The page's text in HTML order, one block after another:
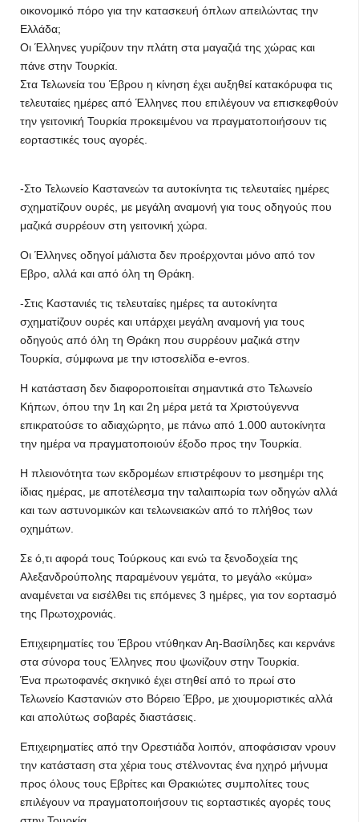
oικονομικό πόρο για την κατασκευή όπλων απειλώντας την
Ελλάδα;
Οι Έλληνες γυρίζουν την πλάτη στα μαγαζιά της χώρας και
πάνε στην Τουρκία.
Στα Τελωνεία του Έβρου η κίνηση έχει αυξηθεί κατακόρυφα τις
τελευταίες ημέρες από Έλληνες που επιλέγουν να επισκεφθούν
την γειτονική Τουρκία προκειμένου να πραγματοποιήσουν τις
εορταστικές τους αγορές.
-Στο Τελωνείο Καστανεών τα αυτοκίνητα τις τελευταίες ημέρες
σχηματίζουν ουρές, με μεγάλη αναμονή για τους οδηγούς που
μαζικά συρρέουν στη γειτονική χώρα.
Οι Έλληνες οδηγοί μάλιστα δεν προέρχονται μόνο από τον
Εβρο, αλλά και από όλη τη Θράκη.
-Στις Καστανιές τις τελευταίες ημέρες τα αυτοκίνητα
σχηματίζουν ουρές και υπάρχει μεγάλη αναμονή για τους
οδηγούς από όλη τη Θράκη που συρρέουν μαζικά στην
Τουρκία, σύμφωνα με την ιστοσελίδα e-evros.
Η κατάσταση δεν διαφοροποιείται σημαντικά στο Τελωνείο
Κήπων, όπου την 1η και 2η μέρα μετά τα Χριστούγεννα
επικρατούσε το αδιαχώρητο, με πάνω από 1.000 αυτοκίνητα
την ημέρα να πραγματοποιούν έξοδο προς την Τουρκία.
Η πλειονότητα των εκδρομέων επιστρέφουν το μεσημέρι της
ίδιας ημέρας, με αποτέλεσμα την ταλαιπωρία των οδηγών αλλά
και των αστυνομικών και τελωνειακών από το πλήθος των
οχημάτων.
Σε ό,τι αφορά τους Τούρκους και ενώ τα ξενοδοχεία της
Αλεξανδρούπολης παραμένουν γεμάτα, το μεγάλο «κύμα»
αναμένεται να εισέλθει τις επόμενες 3 ημέρες, για τον εορτασμό
της Πρωτοχρονιάς.
Επιχειρηματίες του Έβρου ντύθηκαν Αη-Βασίληδες και κερνάνε
στα σύνορα τους Έλληνες που ψωνίζουν στην Τουρκία.
Ένα πρωτοφανές σκηνικό έχει στηθεί από το πρωί στο
Τελωνείο Καστανιών στο Βόρειο Έβρο, με χιουμοριστικές αλλά
και απολύτως σοβαρές διαστάσεις.
Επιχειρηματίες από την Ορεστιάδα λοιπόν, αποφάσισαν νρουν
την κατάσταση στα χέρια τους στέλνοντας ένα ηχηρό μήνυμα
προς όλους τους Εβρίτες και Θρακιώτες συμπολίτες τους
επιλέγουν να πραγματοποιήσουν τις εορταστικές αγορές τους